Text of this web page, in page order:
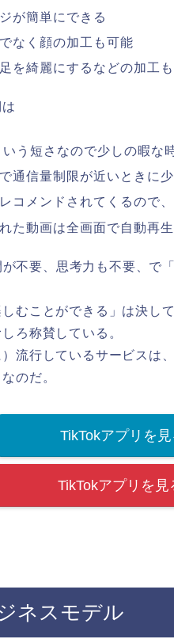
が簡単にできる
なく顔の加工も可能
を綺麗にするなどの加工
う短さなので少しの暇な
通信量制限が近いときに
コメンドされてくるので
た動画は全画面で自動再
不要、思考力も不要、で
むことができる」は決し
ろ称賛している。
流行しているサービスは
のだ。
TikTokアプリを見
TikTokアプリを見
ネスモデル